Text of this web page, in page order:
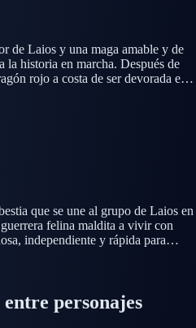
sus habilidades de
con vida una y otra vez muy por
de Laios y una maga amable y de
la historia en marcha. Después de
rojo a costa de ser devorada ella
parte de la narración temprana, su
y su calidez y su naturaleza
en una quimera monstruosa por el
de la mazmorra.
que se une al grupo de Laios en
felina maldita a vivir con
independiente y rápida para
lo que genera fricción con el
libertad y una forma de romper su
defensiva hay una joven que
personajes